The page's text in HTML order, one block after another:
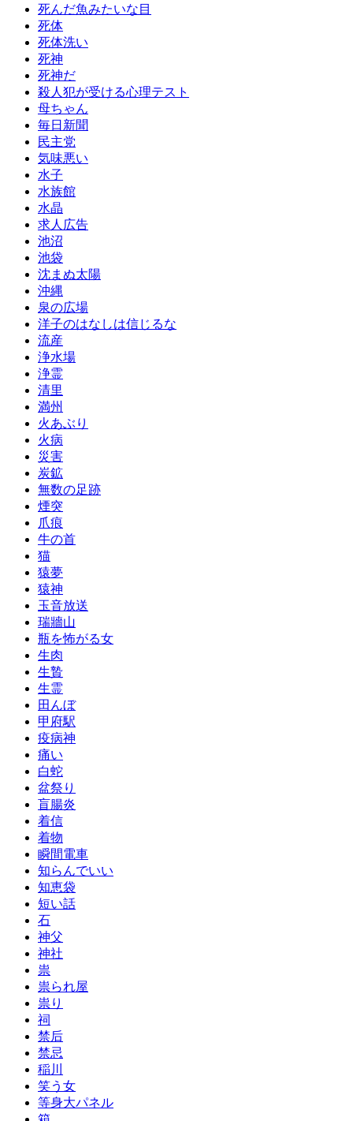
死んだ魚みたいな目
死体
死体洗い
死神
死神だ
殺人犯が受ける心理テスト
母ちゃん
毎日新聞
民主党
気味悪い
水子
水族館
水晶
求人広告
池沼
池袋
沈まぬ太陽
沖縄
泉の広場
洋子のはなしは信じるな
流産
浄水場
浄霊
清里
満州
火あぶり
火病
災害
炭鉱
無数の足跡
煙突
爪痕
牛の首
猫
猿夢
猿神
玉音放送
瑞牆山
瓶を怖がる女
生肉
生贄
生霊
田んぼ
甲府駅
疫病神
痛い
白蛇
盆祭り
盲腸炎
着信
着物
瞬間電車
知らんでいい
知恵袋
短い話
石
神父
神社
祟
祟られ屋
祟り
祠
禁后
禁忌
稲川
笑う女
等身大パネル